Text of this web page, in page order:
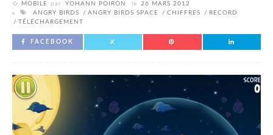
MOBILE par YOHANN POIRON le
26 MARS 2012
ANGRY BIRDS
ANGRY BIRDS SPACE CHIFFRES
RECORD
TÉLÉCHARGEMENT
FACEBOOK